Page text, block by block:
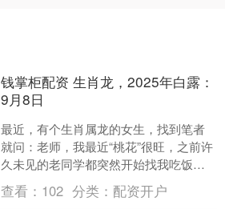
钱掌柜配资 生肖龙，2025年白露：
9月8日
最近，有个生肖属龙的女生，找到笔者
就问：老师，我最近“桃花”很旺，之前许
久未见的老同学都突然开始找我吃饭！
但是昨天吃完饭之后，我现在男朋友看
到了，开始跟我生气....
查看： 102 分类： 配资开户